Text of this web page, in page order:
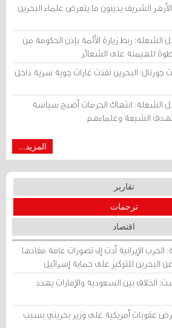
الشريف يدينون ما يتعرض علماء البحرين
الشعلة: ربط زيارة الأئمة بإذن الحكومة من
للهيمنة على الشعائر
جورنال: البحرين نفذت غارات جوية سرية داخل
الشعلة: انتهاك الحرمات أصبح سياسة
الشيعة وعلماءهم
المزيد...
تقارير
ترجمات
اقتصاد
الحرب الإيرانية أدت إلى تصورات عامة مفادها
البحرين للتركيز على حماية إسرائيل
الخلاف بين السعودية والإمارات يهدد
عقوبات أمريكية على وزير بحريني بسبب